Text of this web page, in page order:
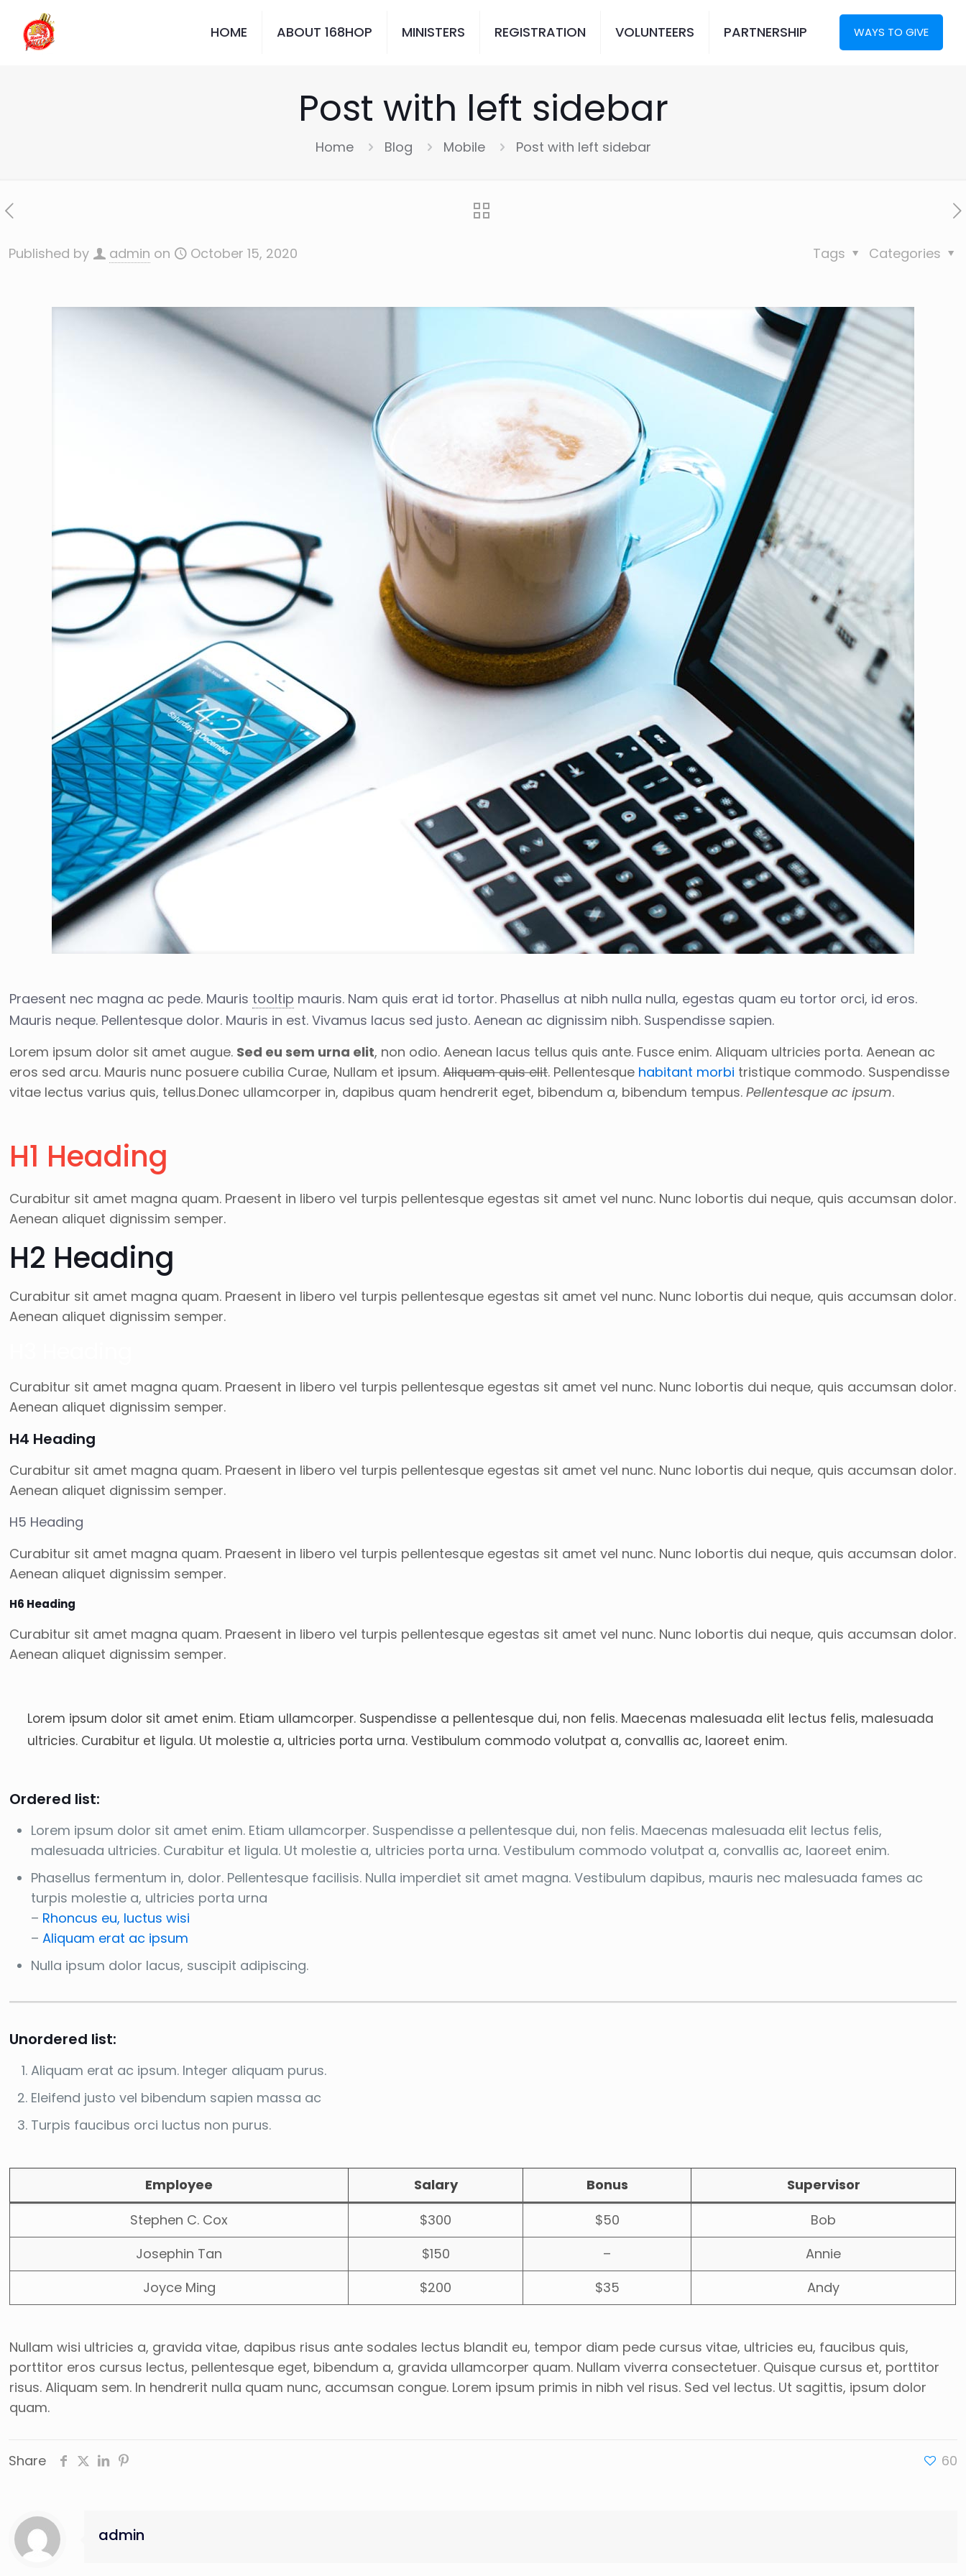
HOME ABOUT 168HOP MINISTERS REGISTRATION VOLUNTEERS PARTNERSHIP WAYS TO GIVE
Post with left sidebar
Home Blog Mobile Post with left sidebar
Published by admin on October 15, 2020 Categories
Tags
Praesent nec magna ac pede. Mauris tooltip mauris. Nam quis erat id tortor. Phasellus at nibh nulla nulla, egestas quam eu tortor orci, id eros.
Mauris neque. Pellentesque dolor. Mauris in est. Vivamus lacus sed justo. Aenean ac dignissim nibh. Suspendisse sapien.
Lorem ipsum dolor sit amet augue. Sed eu sem urna elit, non odio. Aenean lacus tellus quis ante. Fusce enim. Aliquam ultricies porta. Aenean ac
eros sed arcu. Mauris nunc posuere cubilia Curae, Nullam et ipsum.Aliquam quis elit. Pellentesque habitant morbi tristique commodo. Suspendisse
vitae lectus varius quis, tellus.Donec ullamcorper in, dapibus quam hendrerit eget, bibendum a, bibendum tempus.Pellentesque ac ipsum.
H1 Heading
Curabitur sit amet magna quam. Praesent in libero vel turpis pellentesque egestas sit amet vel nunc. Nunc lobortis dui neque, quis accumsan dolor.
Aenean aliquet dignissim semper.
H2 Heading
Curabitur sit amet magna quam. Praesent in libero vel turpis pellentesque egestas sit amet vel nunc. Nunc lobortis dui neque, quis accumsan dolor.
Aenean aliquet dignissim semper.
Curabitur sit amet magna quam. Praesent in libero vel turpis pellentesque egestas sit amet vel nunc. Nunc lobortis dui neque, quis accumsan dolor.
Aenean aliquet dignissim semper.
H4 Heading
Curabitur sit amet magna quam. Praesent in libero vel turpis pellentesque egestas sit amet vel nunc. Nunc lobortis dui neque, quis accumsan dolor.
Aenean aliquet dignissim semper.
H5 Heading
Curabitur sit amet magna quam. Praesent in libero vel turpis pellentesque egestas sit amet vel nunc. Nunc lobortis dui neque, quis accumsan dolor.
Aenean aliquet dignissim semper.
H6 Heading
Curabitur sit amet magna quam. Praesent in libero vel turpis pellentesque egestas sit amet vel nunc. Nunc lobortis dui neque, quis accumsan dolor.
Aenean aliquet dignissim semper.
Lorem ipsum dolor sit amet enim. Etiam ullamcorper. Suspendisse a pellentesque dui, non felis. Maecenas malesuada elit lectus felis, malesuada
ultricies. Curabitur et ligula. Ut molestie a, ultricies porta urna. Vestibulum commodo volutpat a, convallis ac, laoreet enim.
Ordered list:
Lorem ipsum dolor sit amet enim. Etiam ullamcorper. Suspendisse a pellentesque dui, non felis. Maecenas malesuada elit lectus felis,
malesuada ultricies. Curabitur et ligula. Ut molestie a, ultricies porta urna. Vestibulum commodo volutpat a, convallis ac, laoreet enim.
Phasellus fermentum in, dolor. Pellentesque facilisis. Nulla imperdiet sit amet magna. Vestibulum dapibus, mauris nec malesuada fames ac
turpis molestie a, ultricies porta urna
– Rhoncus eu, luctus wisi
–Aliquam erat ac ipsum
Nulla ipsum dolor lacus, suscipit adipiscing.
Unordered list:
Aliquam erat ac ipsum. Integer aliquam purus.
Eleifend justo vel bibendum sapien massa ac
Turpis faucibus orci luctus non purus.
Employee Salary Bonus
Supervisor
Stephen C. Cox
$300 $50
Bob
Josephin Tan
$150 –
Annie
Joyce Ming
$200 $35 Andy
Nullam wisi ultricies a, gravida vitae, dapibus risus ante sodales lectus blandit eu, tempor diam pede cursus vitae, ultricies eu, faucibus quis,
porttitor eros cursus lectus, pellentesque eget, bibendum a, gravida ullamcorper quam. Nullam viverra consectetuer. Quisque cursus et, porttitor
risus. Aliquam sem. In hendrerit nulla quam nunc, accumsan congue. Lorem ipsum primis in nibh vel risus. Sed vel lectus. Ut sagittis, ipsum dolor
quam.
Share 60
admin